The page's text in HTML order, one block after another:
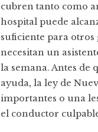
cubren tanto como
hospital puede
suficiente para otros
necesitan un
la semana. Antes de
ayuda, la ley de
importantes o una
el conductor